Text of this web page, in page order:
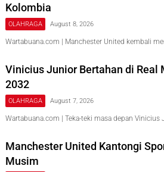
Kolombia
OLAHRAGA August 8, 2026
Wartabuana.com | Manchester United kembali
Vinicius Junior Bertahan di Real
2032
OLAHRAGA August 7, 2026
Wartabuana.com | Teka-teki masa depan Vinicius
Manchester United Kantongi
Musim